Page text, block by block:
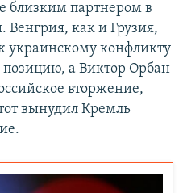
близким партнером в
Венгрия, как и Грузия,
украинскому конфликту
а Виктор Орбан
вторжение,
вынудил Кремль